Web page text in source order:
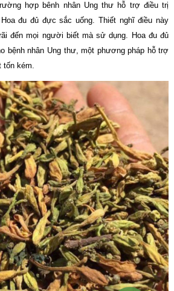
hợp bênh nhân Ung thư hỗ trợ điều trị
đu đủ đực sắc uống. Thiết nghĩ điều này
đến mọi người biết mà sử dụng. Hoa đu đủ
bệnh nhân Ung thư, một phương pháp hỗ trợ
tốn kém.